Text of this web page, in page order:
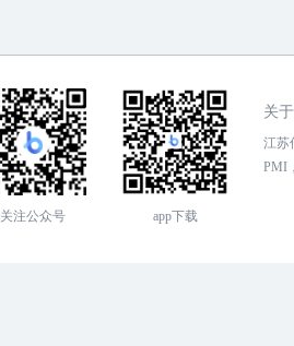
关注公众号 app下载
关
江苏
PMI